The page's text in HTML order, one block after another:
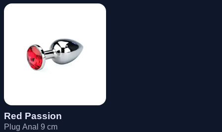
Red Passion
Plug Anal 9 cm